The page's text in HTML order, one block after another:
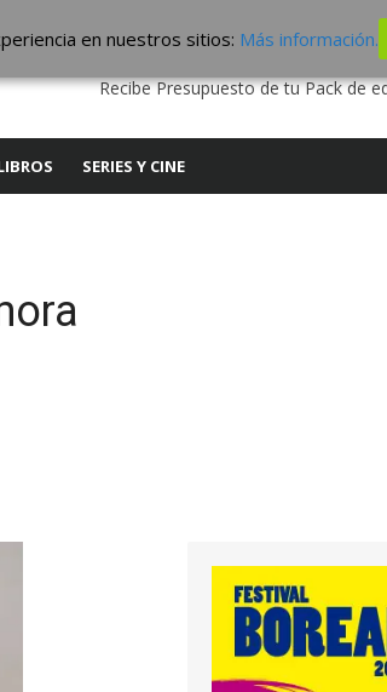
SERVICIOS EDITA TU DISCO
Recibe Presupuesto de tu Pack de
SERIES Y CINE
en nuestros sitios: Más información.